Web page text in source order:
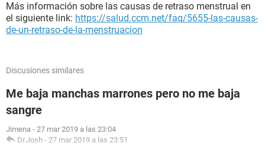
Más información sobre las causas de retraso menstrual en
el siguiente link: https://salud.ccm.net/faq/5655-las-causas-
de-un-retraso-de-la-menstruacion
Discusiones similares
Me baja manchas marrones pero no me baja
sangre
Jimena - 27 mar 2019 a las 23:04
Dr.Josh - 27 mar 2019 a las 23:51